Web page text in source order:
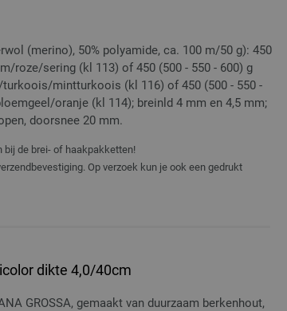
(merino), 50% polyamide, ca. 100 m/50 g): 450
roze/sering (kl 113) of 450 (500 - 550 - 600) g
mintturkoois (kl 116) of 450 (500 - 550 -
oranje (kl 114); breinld 4 mm en 4,5 mm;
doorsnee 20 mm.
bij de brei- of haakpakketten!
Op verzoek kun je ook een gedrukt
dikte 4,0/40cm
GROSSA, gemaakt van duurzaam berkenhout,